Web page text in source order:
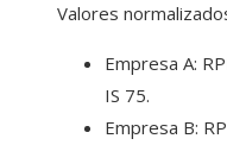
Valores
Empresa A:
IS 75.
Empresa B: